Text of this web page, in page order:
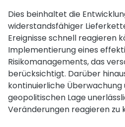
Dies beinhaltet die
widerstandsfähiger
Ereignisse schnell reagieren
Implementierung eines
Risikomanagements, das
berücksichtigt. Darüber
kontinuierliche
geopolitischen Lage
Veränderungen reagieren zu